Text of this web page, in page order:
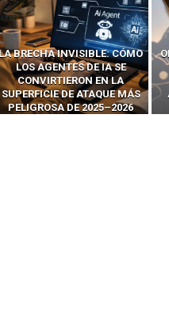
OLVIDA METASPLOIT: CÓMO
PREDATOR HACKEA
CUALQUIER MÓVIL CON
ATAQUES PUBLICITARIOS
CERO-CLIC